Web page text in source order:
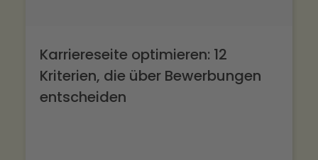
Karriereseite optimieren: 12
Kriterien, die über Bewerbungen
entscheiden